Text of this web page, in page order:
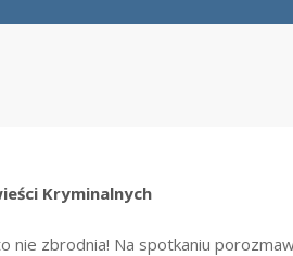
Kryminalnych
nie zbrodnia! Na spotkaniu